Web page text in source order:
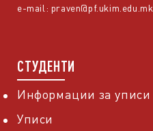
e-mail: praven@pf.ukim.edu.mk
СТУДЕНТИ
Информации за уписи
Уписи